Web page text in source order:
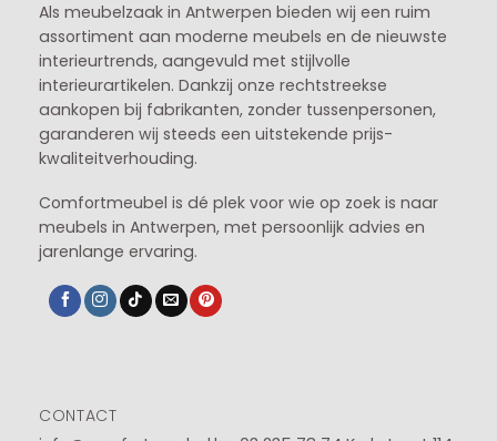
Als meubelzaak in Antwerpen bieden wij een ruim
assortiment aan moderne meubels en de nieuwste
interieurtrends, aangevuld met stijlvolle
interieurartikelen. Dankzij onze rechtstreekse
aankopen bij fabrikanten, zonder tussenpersonen,
garanderen wij steeds een uitstekende prijs-
kwaliteitverhouding.
Comfortmeubel is dé plek voor wie op zoek is naar
meubels in Antwerpen, met persoonlijk advies en
jarenlange ervaring.
CONTACT